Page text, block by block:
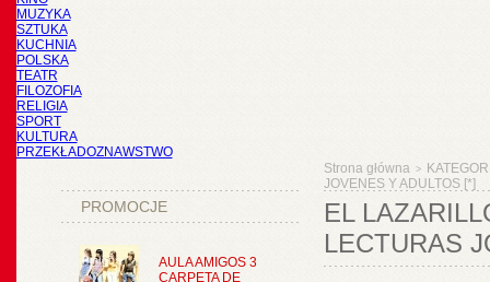
MUZYKA
SZTUKA
KUCHNIA
POLSKA
TEATR
FILOZOFIA
RELIGIA
SPORT
KULTURA
PRZEKŁADOZNAWSTWO
PROMOCJE
AULA AMIGOS 3
CARPETA DE
Strona główna >
JOVENES Y ADULTOS [*]
EL
LECTURAS